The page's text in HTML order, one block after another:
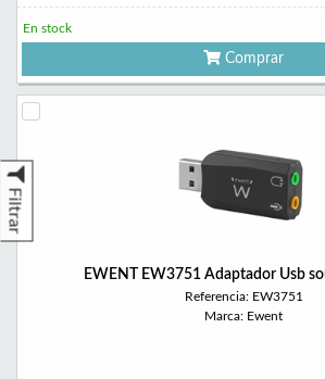
Filtrar
En stock
Comprar
EWENT EW3751 Adaptador Usb
Referencia: EW3751
Marca: Ewent